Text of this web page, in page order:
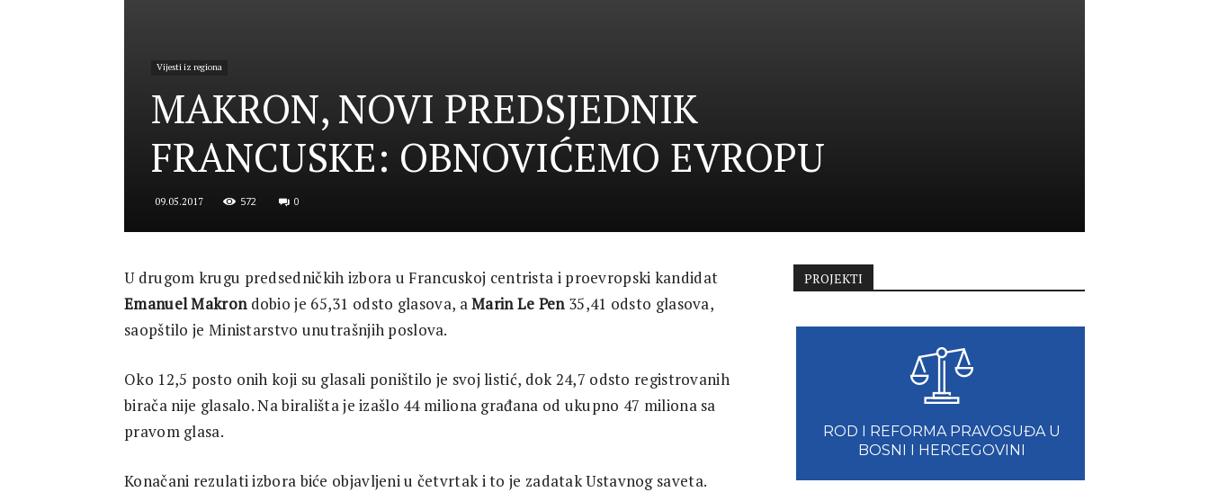
Security
Justice
Research
Vijesti iz regiona
MAKRON, NOVI PREDSJEDNIK
FRANCUSKE: OBNOVIĆEMO EVROPU
09.05.2017 572 0
U drugom krugu predsedničkih izbora u Francuskoj centrista i proevropski kandidat
Emanuel Makrondobio je 65,31 odsto glasova, aMarin Le Pen35,41 odsto glasova,
saopštilo je Ministarstvo unutrašnjih poslova.
Oko 12,5 posto onih koji su glasali poništilo je svoj listić, dok 24,7 odsto registrovanih
birača nije glasalo. Na birališta je izašlo 44 miliona građana od ukupno 47 miliona sa
pravom glasa.
Konačani rezulati izbora biće objavljeni u četvrtak i to je zadatak Ustavnog saveta.
PROJEKTI
ROD I REFORMA PRAVOSUĐA U
BOSNI I HERCEGOVINI